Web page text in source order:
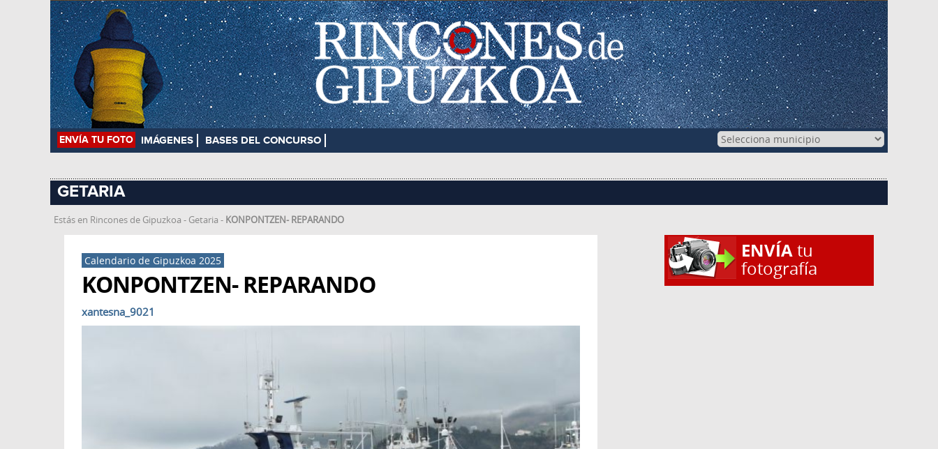
ENVÍA TU FOTO IMÁGENES BASES DEL CONCURSO
GETARIA
Estás en Rincones de Gipuzkoa - Getaria - KONPONTZEN- REPARANDO
Calendario de Gipuzkoa 2025
KONPONTZEN- REPARANDO
xantesna_9021
ENVÍAtu
fotografía